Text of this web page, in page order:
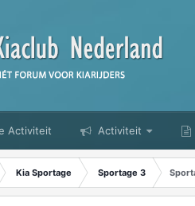
Activiteit Activiteit
Kia Sportage Sportage 3